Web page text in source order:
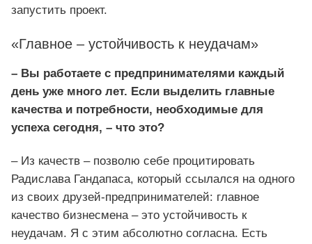
запустить проект.
«Главное – устойчивость к неудачам»
– Вы работаете с предпринимателями каждый
день уже много лет. Если выделить главные
качества и потребности, необходимые для
успеха сегодня, – что это?
– Из качеств – позволю себе процитировать
Радислава Гандапаса, который ссылался на одного
из своих друзей-предпринимателей: главное
качество бизнесмена – это устойчивость к
неудачам. Я с этим абсолютно согласна. Есть